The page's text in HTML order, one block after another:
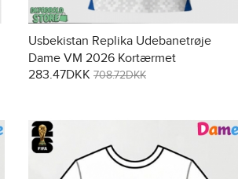
Usbekistan Replika Udebanetrøje
Dame VM 2026 Kortærmet
283.47DKK 708.72DKK